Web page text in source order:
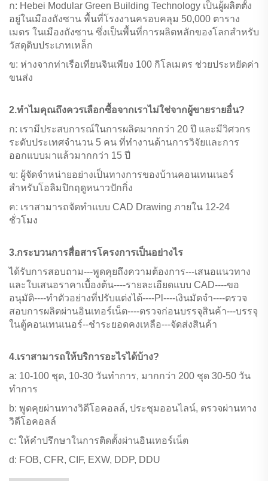
ก: Hebei Modular Green Building Technology เป็นผู้ผลิตตั้ง
อยู่ในเมืองถังซาน พื้นที่โรงงานครอบคลุม 50,000 ตาราง
เมตร ในเมืองถังซาน ซึ่งเป็นพื้นที่การผลิตหลักของโลกสำหรับ
วัสดุดิบประเภทเหล็ก
ข: ห่างจากท่าเรือเทียนจินเพียง 100 กิโลเมตร ช่วยประหยัดค่า
ขนส่ง
2.ทำไมคุณถึงควรเลือกซื้อจากเราไม่ใช่จากผู้ขายรายอื่น?
ก: เรามีประสบการณ์ในการผลิตมากกว่า 20 ปี และมีวิศวกร
ระดับประเทศจำนวน 5 คน ที่ทำงานด้านการวิจัยและการ
ออกแบบมาแล้วมากกว่า 15 ปี
ข: ผู้จัดจำหน่ายอย่างเป็นทางการของบ้านคอนเทนเนอร์
สำหรับโอลิมปิกฤดูหนาวปักกิ่ง
ค: เราสามารถจัดทำแบบ CAD Drawing ภายใน 12-24
ชั่วโมง
3.กระบวนการสื่อสารโครงการเป็นอย่างไร
ได้รับการสอบถาม---พูดคุยถึงความต้องการ---เสนอแนวทาง
และใบเสนอราคาเบื้องต้น----รายละเอียดแบบ CAD----ขอ
อนุมัติ----ทำตัวอย่างที่ปรับแต่งได้----Pl----เงินมัดจำ----ตรวจ
สอบการผลิตผ่านอินเทอร์เน็ต----ตรวจก่อนบรรจุสินค้า---บรรจุ
ในตู้คอนเทนเนอร์--ชำระยอดคงเหลือ---จัดส่งสินค้า
4.เราสามารถให้บริการอะไรได้บ้าง?
a: 10-100 ชุด, 10-30 วันทำการ, มากกว่า 200 ชุด 30-50 วัน
ทำการ
b: พูดคุยผ่านทางวิดีโอคอลล์, ประชุมออนไลน์, ตรวจผ่านทาง
วิดีโอคอลล์
c: ให้คำปรึกษาในการติดตั้งผ่านอินเทอร์เน็ต
d: FOB, CFR, CIF, EXW, DDP, DDU